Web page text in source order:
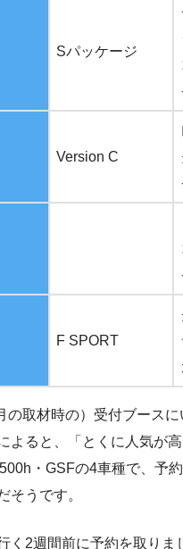
Sパッケージ
Version C
F SPORT
の取材時の）受付ブース
よると、「とくに人気が
・GSFの4車種で、予
そうです。
く2週間前に予約を取りま